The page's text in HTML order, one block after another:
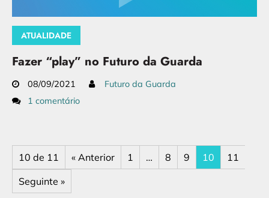
ATUALIDADE
Fazer “play” no Futuro da Guarda
08/09/2021
Futuro da Guarda
1 comentário
10 de 11 « Anterior 1 … 8 9 10
11
Seguinte »